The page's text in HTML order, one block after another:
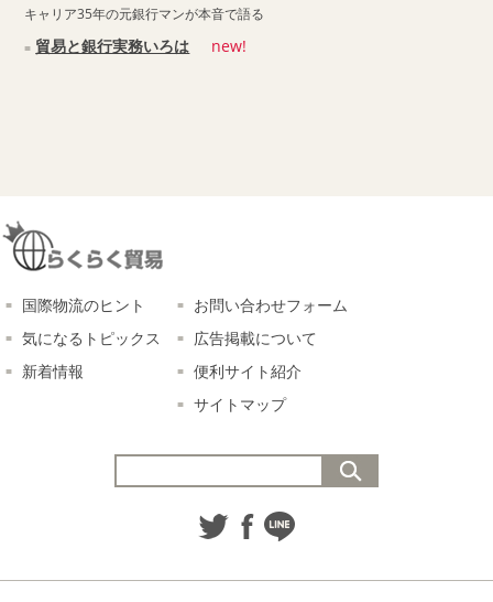
キャリア35年の元銀行マンが本音で語る
貿易と銀行実務いろは new!
国際物流のヒント
気になるトピックス
新着情報
お問い合わせフォーム
広告掲載について
便利サイト紹介
サイトマップ